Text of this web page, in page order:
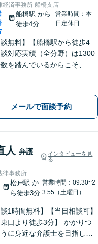
経済事務所 船橋支店
船橋駅から
徒歩4分
営業時間：本
日定休日
談無料】【船橋駅から徒歩4
対応実績（全分野）は1300
を踏んでいるからこそ、相
婚問題・刑事事件・相続遺言
悩みの方はお気軽にご相談く
メールで面談予約
人 弁護
インタビューを見
る
律事務所
松戸駅 か
ら徒歩3分
営業時間：09:30~2
3:55（土曜日）
談1時間無料】【当日相談可】
東口より徒歩3分】 かかりつ
に身近な弁護士を目指して